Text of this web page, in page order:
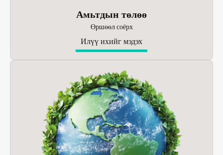
Амьтдын төлөө
Өршөөл соёрх
Илүү ихийг мэдэх